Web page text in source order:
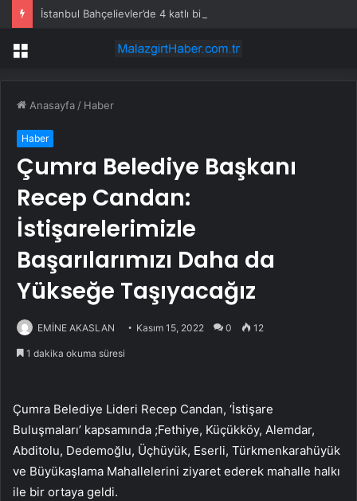
İstanbul Bahçelievler’de 4 katlı bina çöktü
Menü
Anasayfa / Haber
Haber
Çumra Belediye Başkanı
Recep Candan:
İstişarelerimizle
Başarılarımızı Daha da
Yükseğe Taşıyacağız
EMİNE AKASLAN Kasım 15, 2022 0 12
1 dakika okuma süresi
Çumra Belediye Lideri Recep Candan, ‘İstişare
Buluşmaları’ kapsamında ;Fethiye, Küçükköy, Alemdar,
Abditolu, Dedemoğlu, Üçhüyük, Eserli, Türkmenkarahüyük
ve Büyükaşlama Mahallelerini ziyaret ederek mahalle halkı
ile bir ortaya geldi.